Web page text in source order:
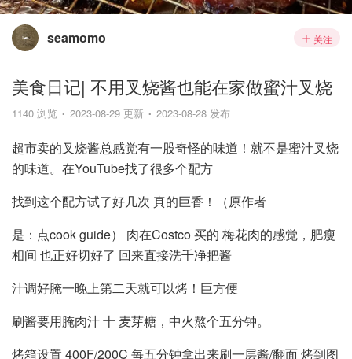
seamomo 关注
美食日记| 不用叉烧酱也能在家做蜜汁叉烧
1140 浏览 2023-08-29 更新 2023-08-28 发布
超市卖的叉烧酱总感觉有一股奇怪的味道！就不是蜜汁叉烧
的味道。在YouTube找了很多个配方
找到这个配方试了好几次 真的巨香！（原作者
是：点cook guide） 肉在Costco 买的 梅花肉的感觉，肥瘦
相间 也正好切好了 回来直接洗千净把酱
汁调好腌一晚上第二天就可以烤！巨方便
刷酱要用腌肉汁 十 麦芽糖，中火熬个五分钟。
烤箱设置 400F/200C 每五分钟拿出来刷一层酱/翻面 烤到图